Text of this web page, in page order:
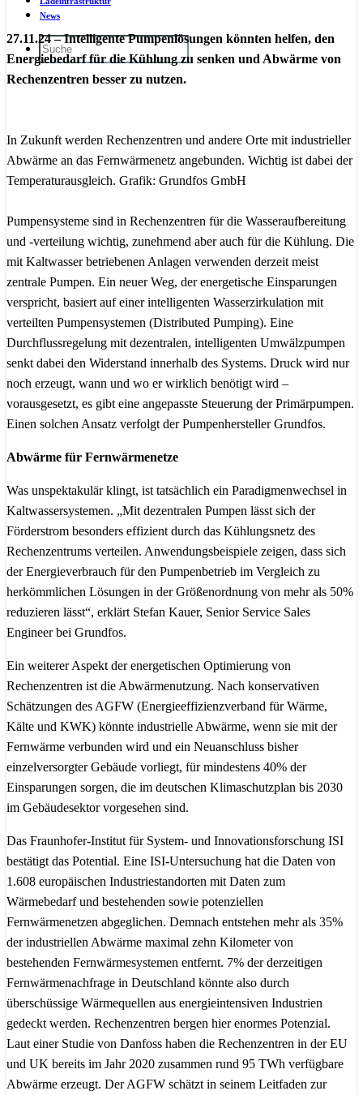
News
27.11.24 – Intelligente Pumpenlösungen könnten helfen, den
Energiebedarf für die Kühlung zu senken und Abwärme von
Rechenzentren besser zu nutzen.
In Zukunft werden Rechenzentren und andere Orte mit industrieller
Abwärme an das Fernwärmenetz angebunden. Wichtig ist dabei der
Temperaturausgleich. Grafik: Grundfos GmbH
Pumpensysteme sind in Rechenzentren für die Wasseraufbereitung
und -verteilung wichtig, zunehmend aber auch für die Kühlung. Die
mit Kaltwasser betriebenen Anlagen verwenden derzeit meist
zentrale Pumpen. Ein neuer Weg, der energetische Einsparungen
verspricht, basiert auf einer intelligenten Wasserzirkulation mit
verteilten Pumpensystemen (Distributed Pumping). Eine
Durchflussregelung mit dezentralen, intelligenten Umwälzpumpen
senkt dabei den Widerstand innerhalb des Systems. Druck wird nur
noch erzeugt, wann und wo er wirklich benötigt wird –
vorausgesetzt, es gibt eine angepasste Steuerung der Primärpumpen.
Einen solchen Ansatz verfolgt der Pumpenhersteller Grundfos.
Abwärme für Fernwärmenetze
Was unspektakulär klingt, ist tatsächlich ein Paradigmenwechsel in
Kaltwassersystemen. „Mit dezentralen Pumpen lässt sich der
Förderstrom besonders effizient durch das Kühlungsnetz des
Rechenzentrums verteilen. Anwendungsbeispiele zeigen, dass sich
der Energieverbrauch für den Pumpenbetrieb im Vergleich zu
herkömmlichen Lösungen in der Größenordnung von mehr als 50%
reduzieren lässt“, erklärt Stefan Kauer, Senior Service Sales
Engineer bei Grundfos.
Ein weiterer Aspekt der energetischen Optimierung von
Rechenzentren ist die Abwärmenutzung. Nach konservativen
Schätzungen des AGFW (Energieeffizienzverband für Wärme,
Kälte und KWK) könnte industrielle Abwärme, wenn sie mit der
Fernwärme verbunden wird und ein Neuanschluss bisher
einzelversorgter Gebäude vorliegt, für mindestens 40% der
Einsparungen sorgen, die im deutschen Klimaschutzplan bis 2030
im Gebäudesektor vorgesehen sind.
Das Fraunhofer-Institut für System- und Innovationsforschung ISI
bestätigt das Potential. Eine ISI-Untersuchung hat die Daten von
1.608 europäischen Industriestandorten mit Daten zum
Wärmebedarf und bestehenden sowie potenziellen
Fernwärmenetzen abgeglichen. Demnach entstehen mehr als 35%
der industriellen Abwärme maximal zehn Kilometer von
bestehenden Fernwärmesystemen entfernt. 7% der derzeitigen
Fernwärmenachfrage in Deutschland könnte also durch
überschüssige Wärmequellen aus energieintensiven Industrien
gedeckt werden. Rechenzentren bergen hier enormes Potenzial.
Laut einer Studie von Danfoss haben die Rechenzentren in der EU
und UK bereits im Jahr 2020 zusammen rund 95 TWh verfügbare
Abwärme erzeugt. Der AGFW schätzt in seinem Leitfaden zur